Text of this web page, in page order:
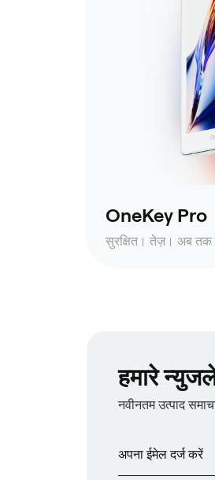
OneKey Pro
सुरक्षित। तेज़। अब तक
हमारे
नवीनतम उत्पाद